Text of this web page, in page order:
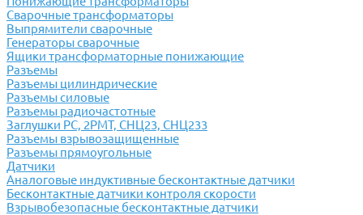
Сварочные трансформаторы
Выпрямители сварочные
Генераторы сварочные
Ящики трансформаторные понижающие
Разъемы
Разъемы цилиндрические
Разъемы силовые
Разъемы радиочастотные
Заглушки РС, 2РМТ, СНЦ23, СНЦ233
Разъемы взрывозащищенные
Разъемы прямоугольные
Датчики
Аналоговые индуктивные бесконтактные датчики
Бесконтактные датчики контроля скорости
Взрывобезопасные бесконтактные датчики